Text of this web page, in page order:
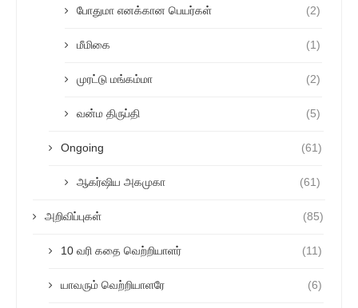
போதுமா எனக்கான பெயர்கள் (2)
மீமிகை (1)
முரட்டு மங்கம்மா (2)
வன்ம திருப்தி (5)
Ongoing (61)
ஆகர்ஷிய அகமுகா (61)
அறிவிப்புகள் (85)
10 வரி கதை வெற்றியாளர் (11)
யாவரும் வெற்றியாளரே (6)